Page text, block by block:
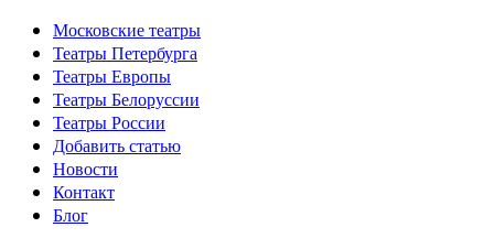
Московские театры
Театры Петербурга
Театры Европы
Театры Белоруссии
Театры России
Добавить статью
Новости
Контакт
Блог